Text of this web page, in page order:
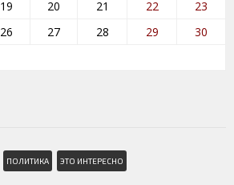
19 20 21 22
23
26 27 28 29
30
ПОЛИТИКА ЭТО ИНТЕРЕСНО